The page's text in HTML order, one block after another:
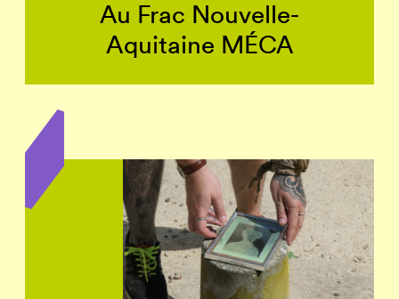
Au Frac Nouvelle-
Aquitaine MÉCA